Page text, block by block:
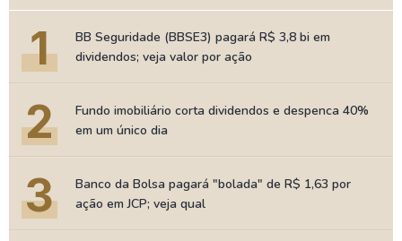
1
BB Seguridade (BBSE3) pagará R$ 3,8 bi em
dividendos; veja valor por ação
2
Fundo imobiliário corta dividendos e despenca 40%
em um único dia
3
Banco da Bolsa pagará "bolada" de R$ 1,63 por
ação em JCP; veja qual